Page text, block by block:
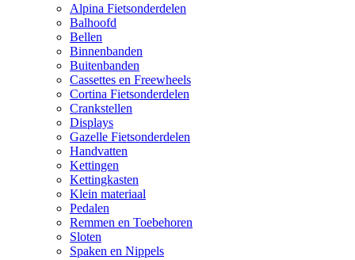
Alpina Fietsonderdelen
Balhoofd
Bellen
Binnenbanden
Buitenbanden
Cassettes en Freewheels
Cortina Fietsonderdelen
Crankstellen
Displays
Gazelle Fietsonderdelen
Handvatten
Kettingen
Kettingkasten
Klein materiaal
Pedalen
Remmen en Toebehoren
Sloten
Spaken en Nippels